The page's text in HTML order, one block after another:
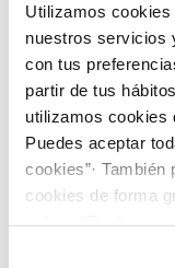
Utilizamos
nuestros servicios
con tus
partir de tus
utilizamos cookies
Puedes aceptar
cookies”·
cookies de forma
convenio
accesibilidad
universitaria